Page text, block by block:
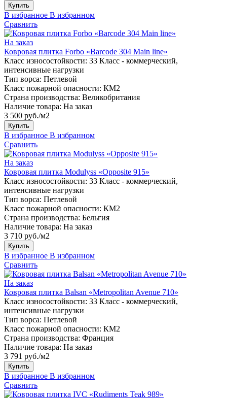
Купить
В избранное В избранном
Сравнить
На заказ
Ковровая плитка Forbo «Barcode 304 Main line»
Класс износостойкости: 33 Класс - коммерческий,
интенсивные нагрузки
Тип ворса: Петлевой
Класс пожарной опасности: КМ2
Страна производства: Великобритания
Наличие товара: На заказ
3 500 руб./м2
Купить
В избранное В избранном
Сравнить
На заказ
Ковровая плитка Modulyss «Opposite 915»
Класс износостойкости: 33 Класс - коммерческий,
интенсивные нагрузки
Тип ворса: Петлевой
Класс пожарной опасности: КМ2
Страна производства: Бельгия
Наличие товара: На заказ
3 710 руб./м2
Купить
В избранное В избранном
Сравнить
На заказ
Ковровая плитка Balsan «Metropolitan Avenue 710»
Класс износостойкости: 33 Класс - коммерческий,
интенсивные нагрузки
Тип ворса: Петлевой
Класс пожарной опасности: КМ2
Страна производства: Франция
Наличие товара: На заказ
3 791 руб./м2
Купить
В избранное В избранном
Сравнить